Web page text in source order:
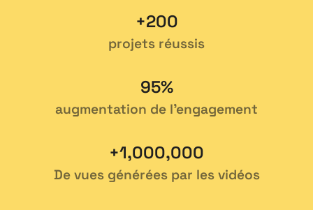
+200
projets réussis
95%
augmentation de l’engagement
+1,000,000
De vues générées par les vidéos